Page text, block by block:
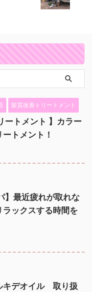
髪質改善トリートメント
ートメント 】カラー
トメント！
】最近疲れが取れな
ックスする時間を
デオイル 取り扱